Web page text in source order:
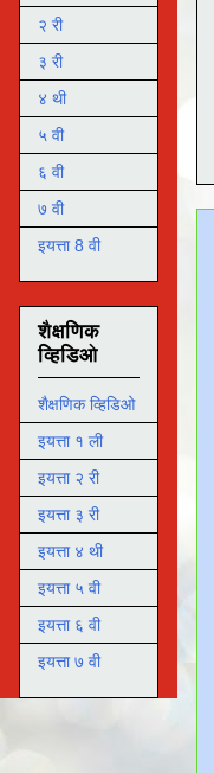
२ री
३ री
४ थी
५ वी
६ वी
७ वी
इयत्ता 8 वी
शैक्षणिक
व्हिडिओ
शैक्षणिक व्हिडिओ
इयत्ता १ ली
इयत्ता २ री
इयत्ता ३ री
इयत्ता ४ थी
इयत्ता ५ वी
इयत्ता ६ वी
इयत्ता ७ वी